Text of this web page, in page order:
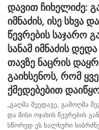
დავით ჩიხელიძე:
იმნაძის, ისე სხვა
წევრების საჯარო
სანამ იმნაძის
თავზე ნაცრის
გაიხსენოს, რომ
ქმედებებით
„გაღმა შეედავე, გამოღმა
და მისი ოჯახის წევრების
სწორედ ეს ხალხური